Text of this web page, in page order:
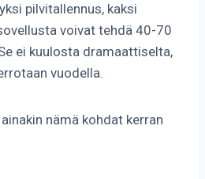
pilvitallennus, kaksi
voivat tehdä 40-70
ei kuulosta dramaattiselta,
vuodella.
nämä kohdat kerran